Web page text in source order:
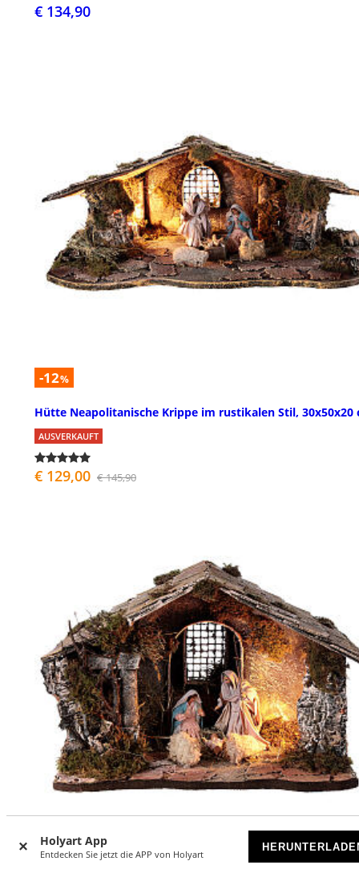
Holyart App
Entdecken Sie jetzt die APP von Holyart
€ 134,90
-12%
Hütte Neapolitanische Krippe im rustikalen Stil, 30x50x20
AUSVERKAUFT
€ 129,00 € 145,90
-6%